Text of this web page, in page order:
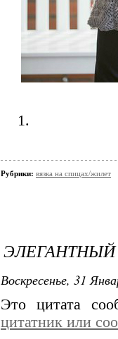
1.
Рубрики: вязка на спицах/жилет
Воскресенье, 31
Это цитата
цитатник или